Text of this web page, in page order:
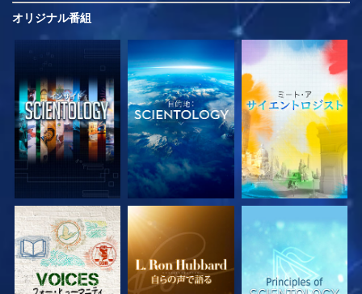
オリジナル番組
シリーズを探求 シリーズを探求 シリーズを探求